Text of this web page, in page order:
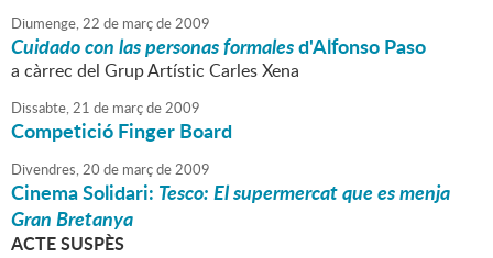
Diumenge,22 de marçde2009
Cuidado con las personas formalesd'Alfonso Paso
a càrrec del Grup Artístic Carles Xena
Dissabte,21 de marçde2009
Competició Finger Board
Divendres,20 de marçde2009
Cinema Solidari: Tesco: El supermercat que es menja
Gran Bretanya
ACTE SUSPÈS